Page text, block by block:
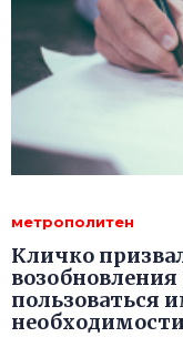
метрополитен
Кличко
пользоваться
необходимости